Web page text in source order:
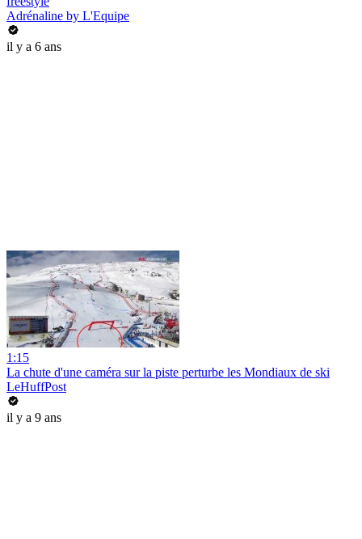
Adrénaline by L'Equipe
il y a 6 ans
1:15
La chute d'une caméra sur la piste perturbe les Mondiaux de ski
LeHuffPost
il y a 9 ans